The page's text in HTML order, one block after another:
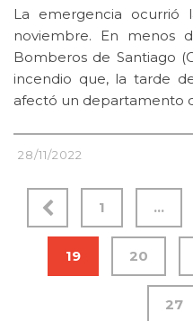
La emergencia
noviembre. En menos
Bomberos de Santiago
incendio que, la tarde
afectó un departamento
28/11/2022
1 …
19 20
27